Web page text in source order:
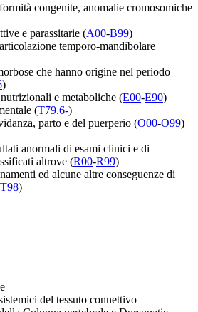
congenite, anomalie cromosomiche
e parassitarie (A00-B99)
temporo-mandibolare
che hanno origine nel periodo
)
e metaboliche (E00-E90)
(T79.6-)
parto e del puerperio (O00-O99)
anormali di esami clinici e di
altrove (R00-R99)
ed alcune altre conseguenze di
T98)
del tessuto connettivo